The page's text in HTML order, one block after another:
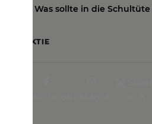
Was sollte in die Schultüte
AKTIE